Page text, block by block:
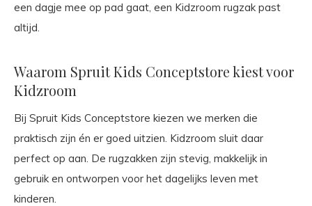
een dagje mee op pad gaat, een Kidzroom rugzak past
altijd.
Waarom Spruit Kids Conceptstore kiest voor
Kidzroom
Bij Spruit Kids Conceptstore kiezen we merken die
praktisch zijn én er goed uitzien. Kidzroom sluit daar
perfect op aan. De rugzakken zijn stevig, makkelijk in
gebruik en ontworpen voor het dagelijks leven met
kinderen.